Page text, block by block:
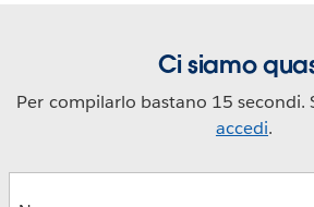
Ci siamo
Per compilarlo bastano 15 secondi.
accedi.